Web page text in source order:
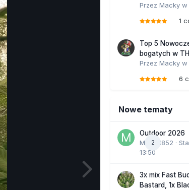
Przez Macky w
1
Top 5
bogatych w
Przez Macky w
6
Nowe tematy
2
Outdoor 2026
Marcel852 ·
13:50
3x mix Fast
Bastard, 1x